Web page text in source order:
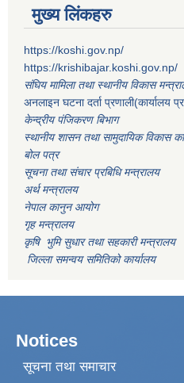
मुख्य लिंकहरु
https://koshi.gov.np/
https://krishibajar.koshi.gov.np/
संघिय मामिला तथा स्थानीय विकास
अनलाइन घटना दर्ता प्रणाली(कार्यालय
केन्द्रीय पंजिकरण बिभाग
स्थानीय शासन तथा सामुदायिक विकास
बोल पत्र
सूचना तथा संचार प्रबिधि मन्त्रालय
अर्थ मन्त्रालय
नेपाल कानुन आयोग
गृह मन्त्रालय
कृषि भुमि सुधार तथा सहकारी मन्त्रालय
जिल्ला समन्वय समितिको कार्यालय
Notices
सूचना तथा समाचार